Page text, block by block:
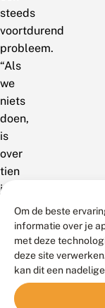
Om de beste
informatie over je
met deze
deze site
kan dit een
steeds
voortdurend
probleem.
“Als
we
niets
doen,
is
over
tien
jaar
alles
dichtgegroeid,”
vertelt
boswachter
Jap
Smits.